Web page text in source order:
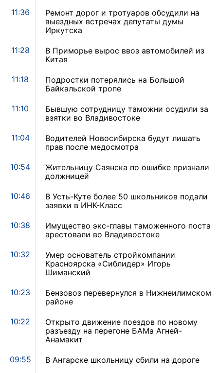
11:36
Ремонт дорог и тротуаров обсудили на
выездных встречах депутаты думы
Иркутска
11:28
В Приморье вырос ввоз автомобилей из
Китая
11:18
Подростки потерялись на Большой
Байкальской тропе
11:10
Бывшую сотрудницу таможни осудили за
взятки во Владивостоке
11:04
Водителей Новосибирска будут лишать
прав после медосмотра
10:54
Жительницу Саянска по ошибке признали
должницей
10:46
В Усть-Куте более 50 школьников подали
заявки в ИНК-Класс
10:38
Имущество экс-главы таможенного поста
арестовали во Владивостоке
10:32
Умер основатель стройкомпании
Красноярска «Сиблидер» Игорь
Шиманский
10:23
Бензовоз перевернулся в Нижнеилимском
районе
10:22
Открыто движение поездов по новому
разъезду на перегоне БАМа Агней-
Анамакит
09:55 В Ангарске школьницу сбили на дороге